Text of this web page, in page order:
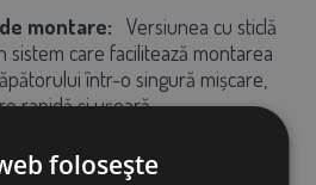
montare: Versiunea cu sticlă
sistem care facilitează montarea
într-o singură mișcare,
rapidă și ușoară.
mușcăturilor
folosește